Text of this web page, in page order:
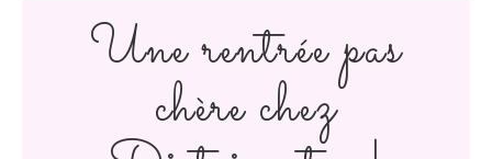
Une rentrée pas
chère chez